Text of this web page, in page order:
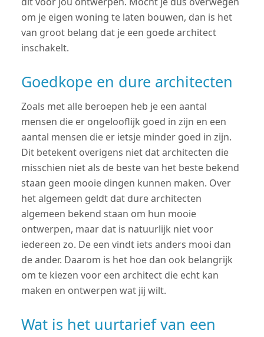
om je eigen woning te laten bouwen, dan is het
van groot belang dat je een goede architect
inschakelt.
Goedkope en dure architecten
Zoals met alle beroepen heb je een aantal
mensen die er ongelooflijk goed in zijn en een
aantal mensen die er ietsje minder goed in zijn.
Dit betekent overigens niet dat architecten die
misschien niet als de beste van het beste bekend
staan geen mooie dingen kunnen maken. Over
het algemeen geldt dat dure architecten
algemeen bekend staan om hun mooie
ontwerpen, maar dat is natuurlijk niet voor
iedereen zo. De een vindt iets anders mooi dan
de ander. Daarom is het hoe dan ook belangrijk
om te kiezen voor een architect die echt kan
maken en ontwerpen wat jij wilt.
Wat is het uurtarief van een